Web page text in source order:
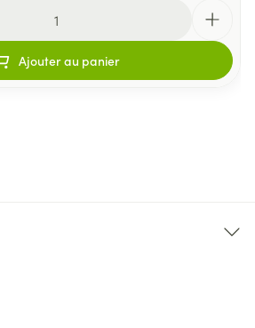
Ajouter au panier